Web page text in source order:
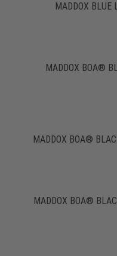
MADDOX BLUE
MADDOX BOA®
MADDOX BOA®
MADDOX BOA®